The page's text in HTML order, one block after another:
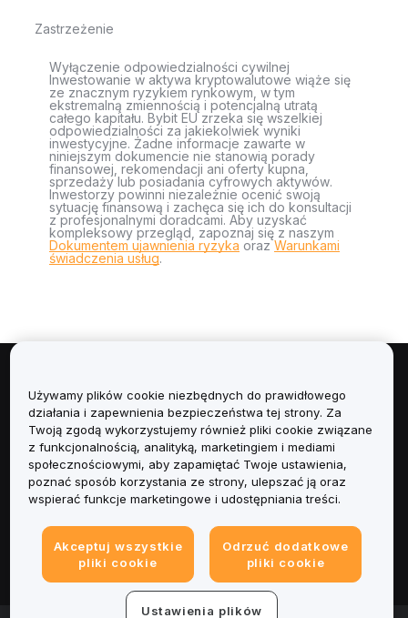
Zastrzeżenie
Wyłączenie odpowiedzialności cywilnej
Inwestowanie w aktywa kryptowalutowe wiąże się
ze znacznym ryzykiem rynkowym, w tym
ekstremalną zmiennością i potencjalną utratą
całego kapitału. Bybit EU zrzeka się wszelkiej
odpowiedzialności za jakiekolwiek wyniki
inwestycyjne. Żadne informacje zawarte w
niniejszym dokumencie nie stanowią porady
finansowej, rekomendacji ani oferty kupna,
sprzedaży lub posiadania cyfrowych aktywów.
Inwestorzy powinni niezależnie ocenić swoją
sytuację finansową i zachęca się ich do konsultacji
z profesjonalnymi doradcami. Aby uzyskać
kompleksowy przegląd, zapoznaj się z naszym
Dokumentem ujawnienia ryzyka orazWarunkami
świadczenia usług.
Informacje
Usługi
Obsługa Klienta
Informacje prawne
Używamy plików cookie niezbędnych do prawidłowego
działania i zapewnienia bezpieczeństwa tej strony. Za
Twoją zgodą wykorzystujemy również pliki cookie związane
z funkcjonalnością, analityką, marketingiem i mediami
społecznościowymi, aby zapamiętać Twoje ustawienia,
poznać sposób korzystania ze strony, ulepszać ją oraz
wspierać funkcje marketingowe i udostępniania treści.
Akceptuj wszystkie
pliki cookie
Odrzuć dodatkowe
pliki cookie
Ustawienia plików